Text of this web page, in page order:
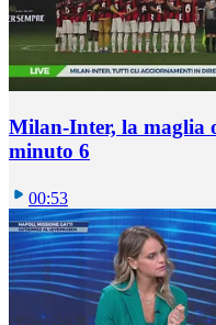
Milan-Inter, la maglia
minuto 6
00:53